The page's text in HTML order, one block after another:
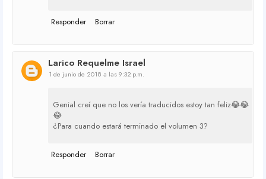
Responder Borrar
Larico Requelme Israel
1 de junio de 2018 a las 9:32 p.m.
Genial creí que no los vería traducidos estoy tan feliz😂😂
😂
¿Para cuando estará terminado el volumen 3?
Responder Borrar